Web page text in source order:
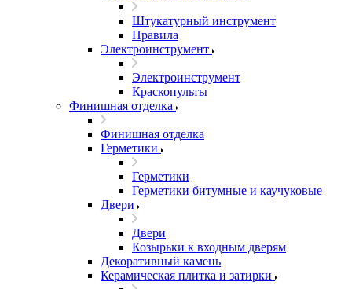
Штукатурный инструмент
Правила
Электроинструмент
Электроинструмент
Краскопульты
Финишная отделка
Финишная отделка
Герметики
Герметики
Герметики битумные и каучуковые
Двери
Двери
Козырьки к входным дверям
Декоративный камень
Керамическая плитка и затирки